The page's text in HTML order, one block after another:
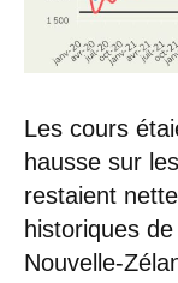
Les cours
hausse sur
restaient
historiques
Nouvelle-